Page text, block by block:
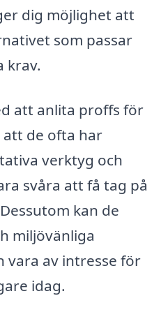
dig möjlighet att
som passar
krav.
att anlita proffs för
de ofta har
verktyg och
svåra att få tag på
kan de
miljövänliga
vara av intresse för
idag.